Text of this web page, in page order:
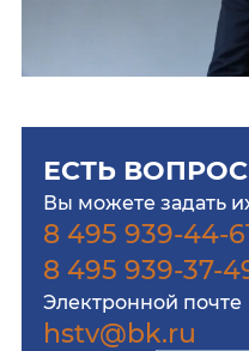
ЕСТЬ
Вы можете задать
8 495 939-44-
8 495 939-37-
Электронной почте
hstv@bk.ru